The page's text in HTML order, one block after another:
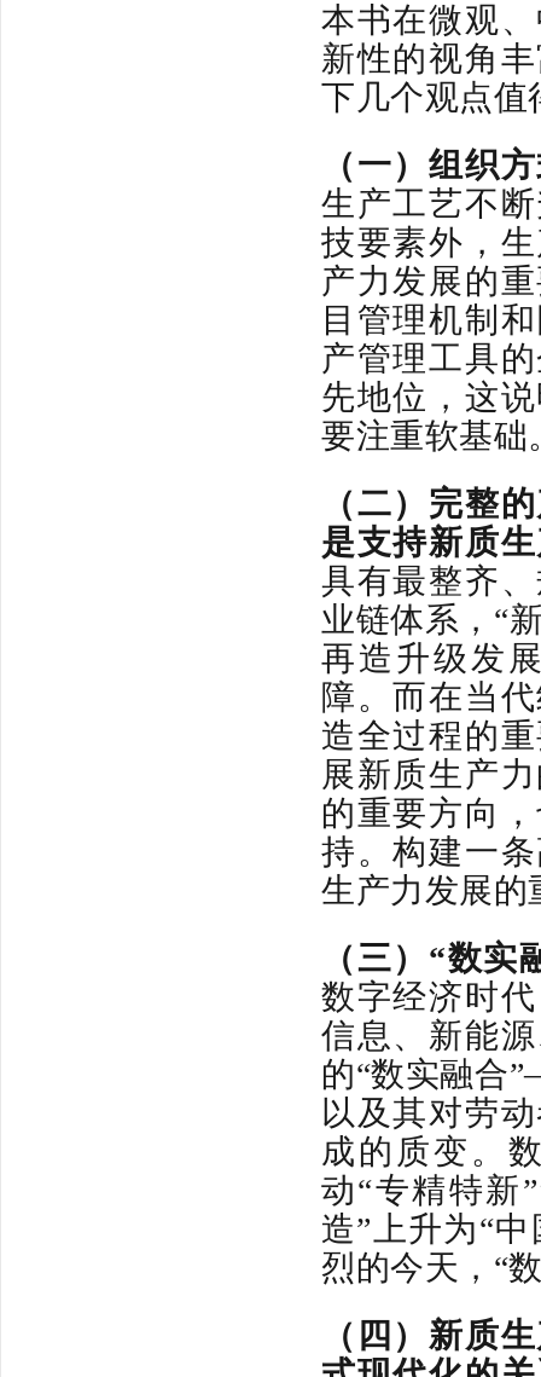
本书在微观
新性的视角
下几个观点值
（一）组织
生产工艺不
技要素外，
产力发展的
目管理机制
产管理工具
先地位，这
要注重软基础
（二） 完整
是支持新质
具有最整齐
业链体系，“
再造升级发
障。而在当
造全过程的
展新质生产
的重要方向
持。构建一
生产力发展的
（三） “数实
数字经济时
信息、新能
的“数实融合
以及其对劳
成的质变。
动“专精特新
造”上升为“
烈的今天，“
（四） 新质